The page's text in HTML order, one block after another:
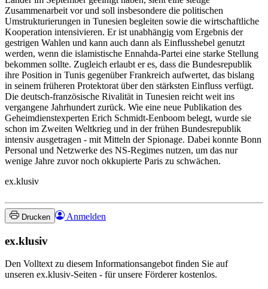
Zusammenarbeit vor und soll insbesondere die politischen
Umstrukturierungen in Tunesien begleiten sowie die wirtschaftliche
Kooperation intensivieren. Er ist unabhängig vom Ergebnis der
gestrigen Wahlen und kann auch dann als Einflusshebel genutzt
werden, wenn die islamistische Ennahda-Partei eine starke Stellung
bekommen sollte. Zugleich erlaubt er es, dass die Bundesrepublik
ihre Position in Tunis gegenüber Frankreich aufwertet, das bislang
in seinem früheren Protektorat über den stärksten Einfluss verfügt.
Die deutsch-französische Rivalität in Tunesien reicht weit ins
vergangene Jahrhundert zurück. Wie eine neue Publikation des
Geheimdienstexperten Erich Schmidt-Eenboom belegt, wurde sie
schon im Zweiten Weltkrieg und in der frühen Bundesrepublik
intensiv ausgetragen - mit Mitteln der Spionage. Dabei konnte Bonn
Personal und Netzwerke des NS-Regimes nutzen, um das nur
wenige Jahre zuvor noch okkupierte Paris zu schwächen.
ex.klusiv
Drucken Anmelden
ex.klusiv
Den Volltext zu diesem Informationsangebot finden Sie auf
unseren ex.klusiv-Seiten - für unsere Förderer kostenlos.